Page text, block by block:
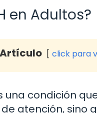
en Adultos?
click para
una condición
atención, sino